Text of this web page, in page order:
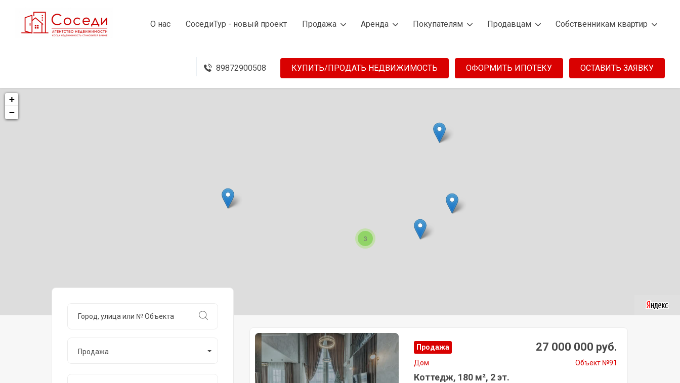
О нас СоседиТур - новый проект Продажа Аренда Покупателям Продавцам Собственникам квартир
89872900508 КУПИТЬ/ПРОДАТЬ НЕДВИЖИМОСТЬ ОФОРМИТЬ ИПОТЕКУ ОСТАВИТЬ ЗАЯВКУ
3
+
−
Продажа
Продажа 27 000 000 руб.
Дом Объект №91
Коттедж, 180 м², 2 эт.